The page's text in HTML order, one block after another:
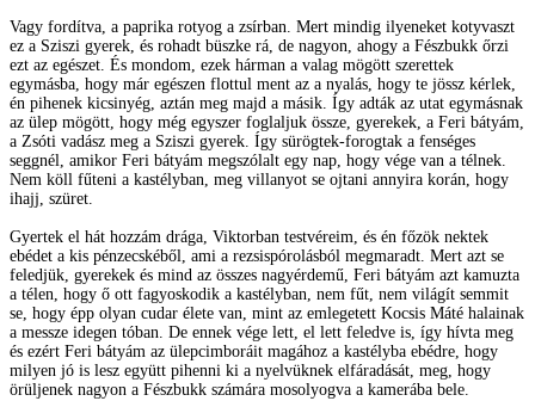
Vagy fordítva, a paprika rotyog a zsírban. Mert mindig ilyeneket kotyvaszt
ez a Sziszi gyerek, és rohadt büszke rá, de nagyon, ahogy a Fészbukk őrzi
ezt az egészet. És mondom, ezek hárman a valag mögött szerettek
egymásba, hogy már egészen flottul ment az a nyalás, hogy te jössz kérlek,
én pihenek kicsinyég, aztán meg majd a másik. Így adták az utat egymásnak
az ülep mögött, hogy még egyszer foglaljuk össze, gyerekek, a Feri bátyám,
a Zsóti vadász meg a Sziszi gyerek. Így sürögtek-forogtak a fenséges
seggnél, amikor Feri bátyám megszólalt egy nap, hogy vége van a télnek.
Nem köll fűteni a kastélyban, meg villanyot se ojtani annyira korán, hogy
ihajj, szüret.
Gyertek el hát hozzám drága, Viktorban testvéreim, és én főzök nektek
ebédet a kis pénzecskéből, ami a rezsispórolásból megmaradt. Mert azt se
feledjük, gyerekek és mind az összes nagyérdemű, Feri bátyám azt kamuzta
a télen, hogy ő ott fagyoskodik a kastélyban, nem fűt, nem világít semmit
se, hogy épp olyan cudar élete van, mint az emlegetett Kocsis Máté halainak
a messze idegen tóban. De ennek vége lett, el lett feledve is, így hívta meg
és ezért Feri bátyám az ülepcimboráit magához a kastélyba ebédre, hogy
milyen jó is lesz együtt pihenni ki a nyelvüknek elfáradását, meg, hogy
örüljenek nagyon a Fészbukk számára mosolyogva a kamerába bele.